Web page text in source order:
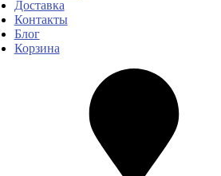
Доставка
Контакты
Блог
Корзина